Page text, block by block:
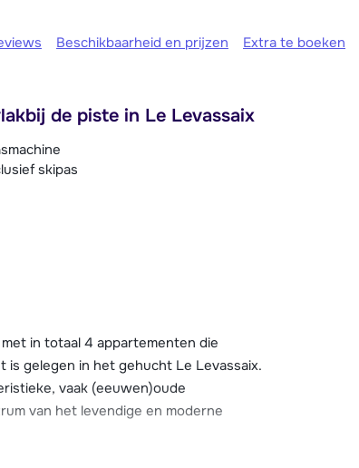
Beschikbaarheid en prijzen Extra te boeken
de piste in Le Levassaix
skipas
in totaal 4 appartementen die
gelegen in het gehucht Le Levassaix.
vaak (eeuwen)oude
van het levendige en moderne